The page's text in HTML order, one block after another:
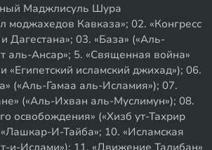
Маджлисуль Шура
моджахедов Кавказа»; 02. «Конгресс
Дагестана»; 03. «База» («Аль-
аль-Ансар»; 5. «Священная война»
«Египетский исламский джихад»); 06.
(«Аль-Гамаа аль-Исламия»); 07.
(«Аль-Ихван аль-Муслимун»); 08.
освобождения» («Хизб ут-Тахрир
И-Тайба»; 10. «Исламская
и-Ислами»); 11. «Движение Талибан»